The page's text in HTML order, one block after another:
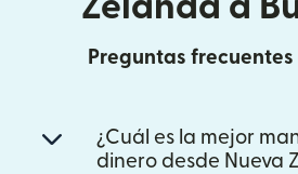
Preguntas
¿Cuál es la mejor
dinero desde Nueva